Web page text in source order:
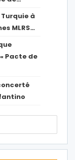
à
MLRS…
Pacte de